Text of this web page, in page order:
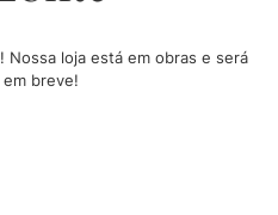
loja está em obras e será
em breve!